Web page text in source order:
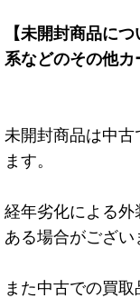
【未開封商品に
系などのその他カ
未開封商品は中
ます。
経年劣化による
ある場合がござい
また中古での買